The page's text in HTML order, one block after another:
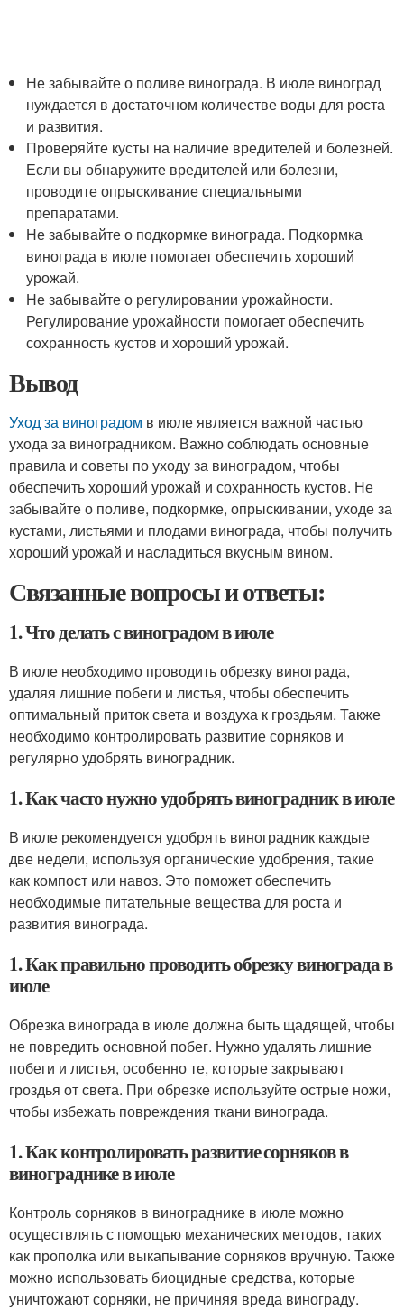
Не забывайте о поливе винограда. В июле виноград
нуждается в достаточном количестве воды для роста
и развития.
Проверяйте кусты на наличие вредителей и болезней.
Если вы обнаружите вредителей или болезни,
проводите опрыскивание специальными
препаратами.
Не забывайте о подкормке винограда. Подкормка
винограда в июле помогает обеспечить хороший
урожай.
Не забывайте о регулировании урожайности.
Регулирование урожайности помогает обеспечить
сохранность кустов и хороший урожай.
Вывод
Уход за виноградом в июле является важной частью
ухода за виноградником. Важно соблюдать основные
правила и советы по уходу за виноградом, чтобы
обеспечить хороший урожай и сохранность кустов. Не
забывайте о поливе, подкормке, опрыскивании, уходе за
кустами, листьями и плодами винограда, чтобы получить
хороший урожай и насладиться вкусным вином.
Связанные вопросы и ответы:
1. Что делать с виноградом в июле
В июле необходимо проводить обрезку винограда,
удаляя лишние побеги и листья, чтобы обеспечить
оптимальный приток света и воздуха к гроздьям. Также
необходимо контролировать развитие сорняков и
регулярно удобрять виноградник.
1. Как часто нужно удобрять виноградник в июле
В июле рекомендуется удобрять виноградник каждые
две недели, используя органические удобрения, такие
как компост или навоз. Это поможет обеспечить
необходимые питательные вещества для роста и
развития винограда.
1. Как правильно проводить обрезку винограда в
июле
Обрезка винограда в июле должна быть щадящей, чтобы
не повредить основной побег. Нужно удалять лишние
побеги и листья, особенно те, которые закрывают
гроздья от света. При обрезке используйте острые ножи,
чтобы избежать повреждения ткани винограда.
1. Как контролировать развитие сорняков в
винограднике в июле
Контроль сорняков в винограднике в июле можно
осуществлять с помощью механических методов, таких
как прополка или выкапывание сорняков вручную. Также
можно использовать биоцидные средства, которые
уничтожают сорняки, не причиняя вреда винограду.